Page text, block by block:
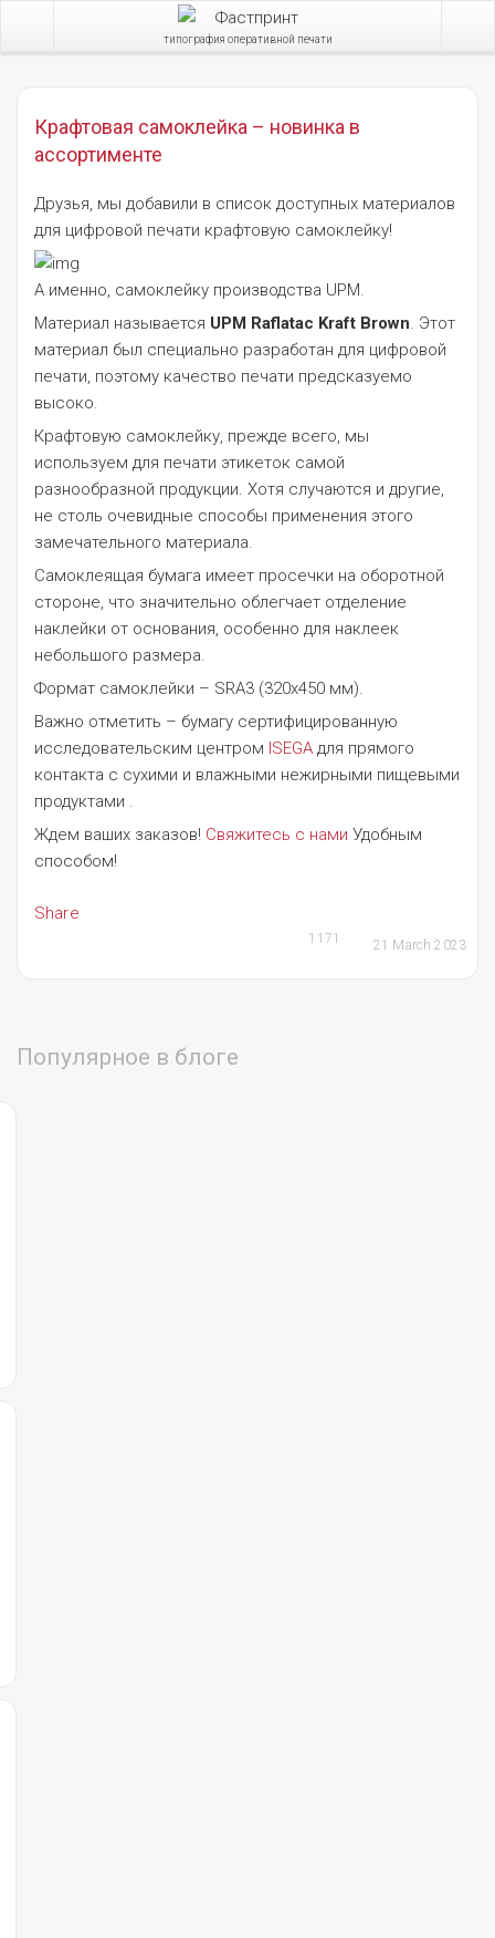
типография оперативной печати
Крафтовая самоклейка – новинка в
ассортименте
Друзья, мы добавили в список доступных материалов
для цифровой печати крафтовую самоклейку!
А именно, самоклейку производства UPM.
Материал называется UPM Raflatac Kraft Brown. Этот
материал был специально разработан для цифровой
печати, поэтому качество печати предсказуемо
высоко.
Крафтовую самоклейку, прежде всего, мы
используем для печати этикеток самой
разнообразной продукции. Хотя случаются и другие,
не столь очевидные способы применения этого
замечательного материала.
Самоклеящая бумага имеет просечки на оборотной
стороне, что значительно облегчает отделение
наклейки от основания, особенно для наклеек
небольшого размера.
Формат самоклейки – SRA3 (320x450 мм).
Важно отметить – бумагу сертифицированную
исследовательским центром ISEGA для прямого
контакта с сухими и влажными нежирными пищевыми
продуктами .
Ждем ваших заказов! Свяжитесь с нами Удобным
способом!
Share
21 March 2023
1171
Популярное в блоге